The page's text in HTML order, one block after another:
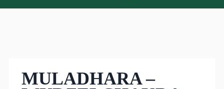
MULADHARA –